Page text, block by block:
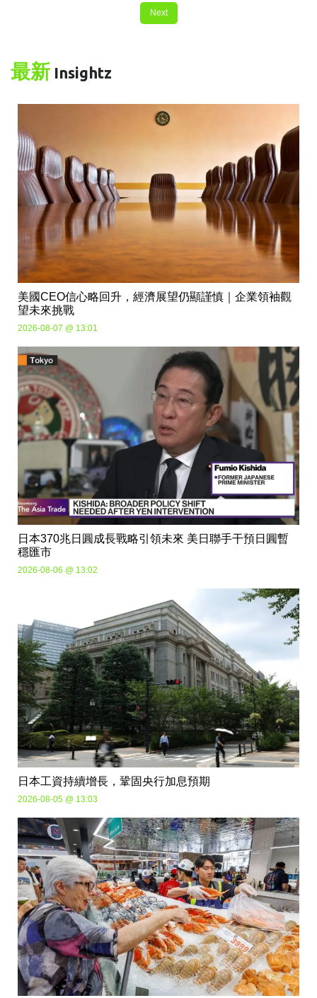
Next
最新 Insightz
美國CEO信心略回升，經濟展望仍顯謹慎｜企業領袖觀
望未來挑戰
2026-08-07 @ 13:01
日本370兆日圓成長戰略引領未來 美日聯手干預日圓暫
穩匯市
2026-08-06 @ 13:02
日本工資持續增長，鞏固央行加息預期
2026-08-05 @ 13:03